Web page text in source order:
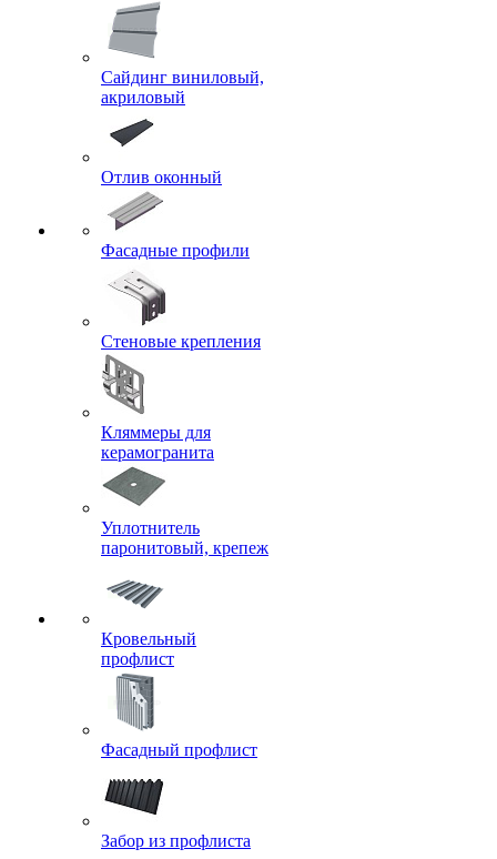
Сайдинг виниловый,
акриловый
Отлив оконный
Фасадные профили
Стеновые крепления
Кляммеры для
керамогранита
Уплотнитель
паронитовый, крепеж
Кровельный
профлист
Фасадный профлист
Забор из профлиста